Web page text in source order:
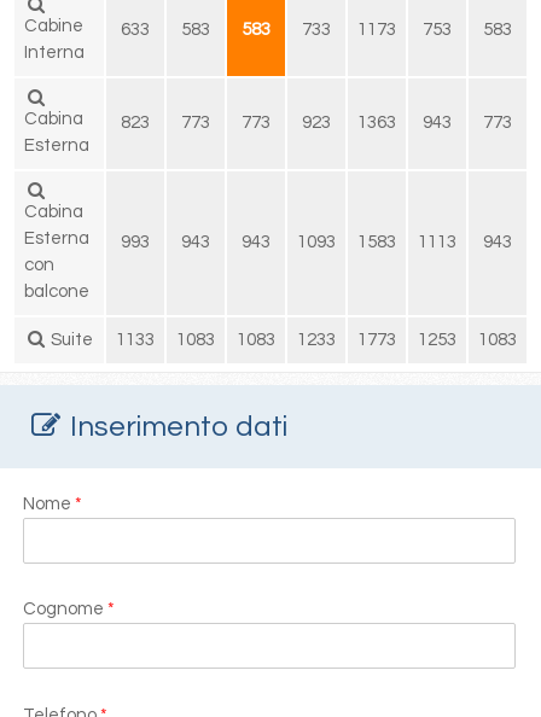
Cabine
Interna
633 583 583 733 1173 753 583
Cabina
Esterna
823 773 773 923 1363 943 773
Cabina
Esterna
con
balcone
993 943 943 1093 1583 1113 943
Suite 1133 1083 1083 1233 1773 1253 1083
Inserimento dati
Nome *
Cognome *